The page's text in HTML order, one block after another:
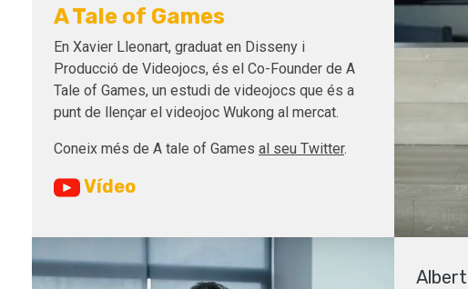
A Tale of Games
En Xavier Lleonart, graduat en Disseny i
Producció de Videojocs, és el Co-Founder de A
Tale of Games, un estudi de videojocs que és a
punt de llençar el videojoc Wukong al mercat.
Coneix més de A tale of Games al seu Twitter.
Vídeo